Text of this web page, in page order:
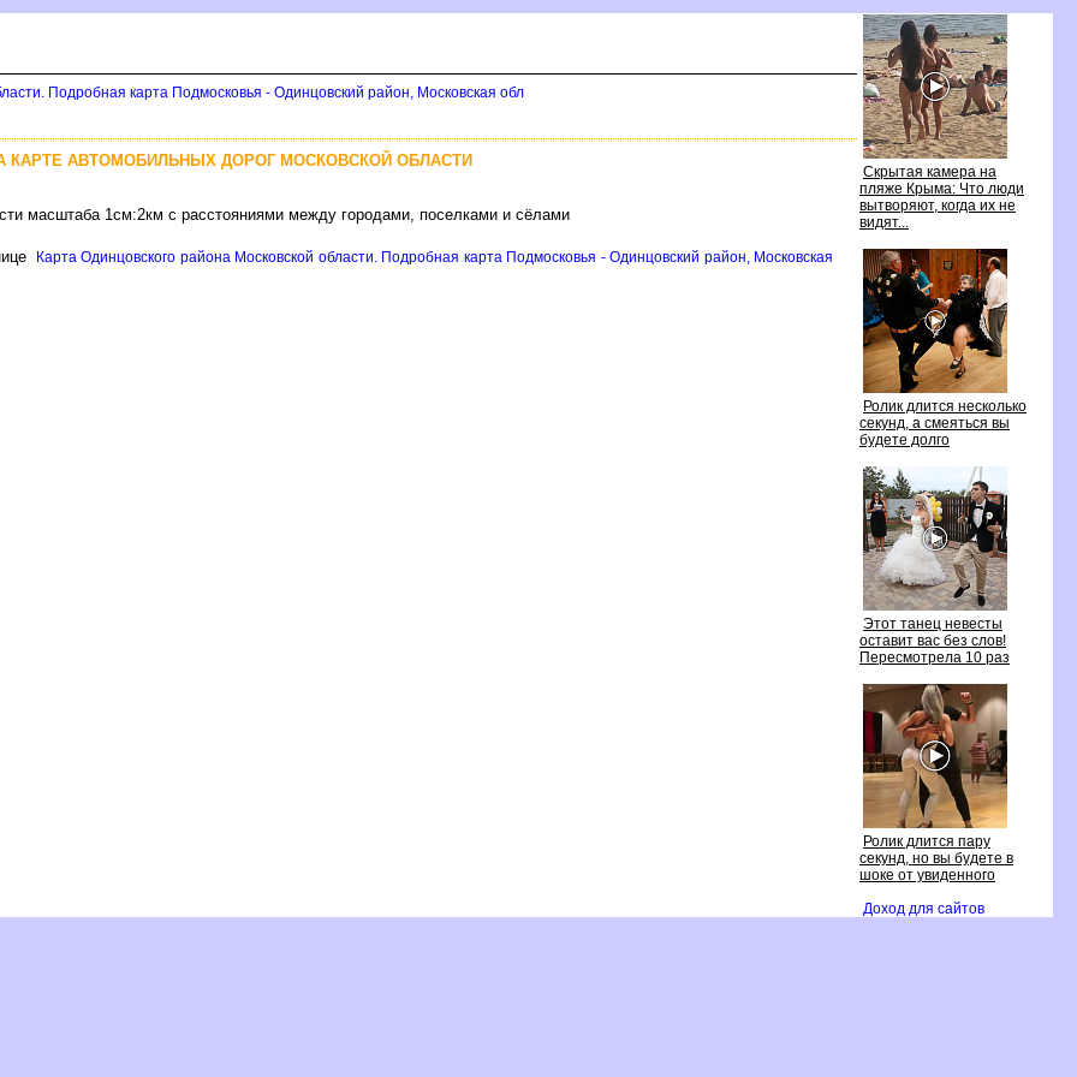
Скрытая камера на
пляже Крыма: Что люди
ытворяют, когда их не
идят...
Ролик длится несколько
секунд, а смеяться вы
удете долго
Этот танец невесты
оставит вас без слов!
Пересмотрела 10 раз
Ролик длится пару
секунд, но вы будете
шоке от увиденного
Доход для сайто
Подробная карта Подмосковья - Одинцовский район, Московская обл
КАРТЕ АВТОМОБИЛЬНЫХ ДОРОГ МОСКОВСКОЙ ОБЛАСТИ
масштаба 1см:2км с расстояниями между городами, поселками и сёлами
Карта Одинцовского района Московской области. Подробная карта Подмосковья - Одинцовский район, Московская